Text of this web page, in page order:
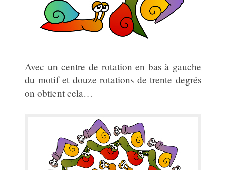
Avec un centre de rotation en bas à gauche
du motif et douze rotations de trente degrés
on obtient cela…